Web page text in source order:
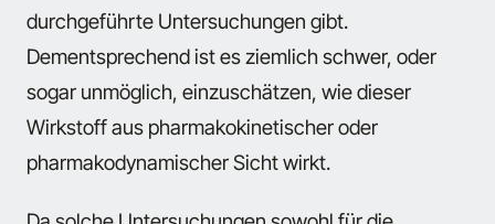
durchgeführte Untersuchungen gibt.
Dementsprechend ist es ziemlich schwer, oder
sogar unmöglich, einzuschätzen, wie dieser
Wirkstoff aus pharmakokinetischer oder
pharmakodynamischer Sicht wirkt.